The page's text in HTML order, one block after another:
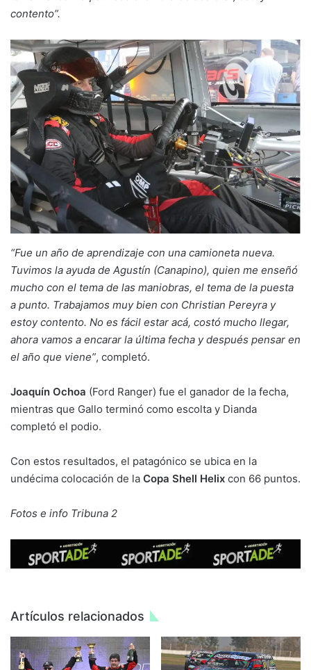
contento”.
“Fue un año de aprendizaje con una camioneta nueva.
Tuvimos la ayuda de Agustín (Canapino), quien me enseñó
mucho con el tema de las maniobras, el tema de la puesta
a punto. Trabajamos muy bien con Christian Pereyra y
estoy contento. No es fácil estar acá, costó mucho llegar,
ahora vamos a encarar la última fecha y después pensar en
el año que viene”, completó.
Joaquín Ochoa (Ford Ranger) fue el ganador de la fecha,
mientras que Gallo terminó como escolta y Dianda
completó el podio.
Con estos resultados, el patagónico se ubica en la
undécima colocación de la Copa Shell Helix con 66 puntos.
Fotos e info Tribuna 2
Artículos relacionados